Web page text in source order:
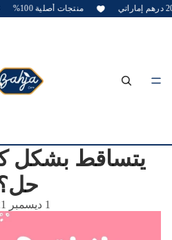
منتجات أصلية 100%
يتساقط بشكل
1 ديسمبر 2021